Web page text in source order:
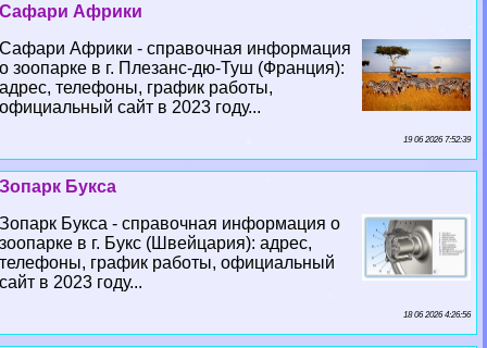
Сафари Африки
Сафари Африки - справочная информация
о зоопарке в г. Плезанс-дю-Туш (Франция):
адрес, телефоны, график работы,
официальный сайт в 2023 году...
19 06 2026 7:52:39
Зопарк Букса
Зопарк Букса - справочная информация о
зоопарке в г. Букс (Швейцария): адрес,
телефоны, график работы, официальный
сайт в 2023 году...
18 06 2026 4:26:56